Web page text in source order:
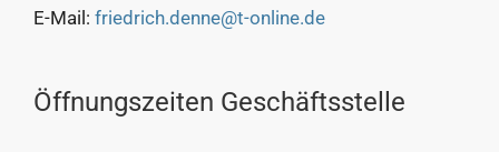
E-Mail: friedrich.denne@t-online.de
Öffnungszeiten Geschäftsstelle